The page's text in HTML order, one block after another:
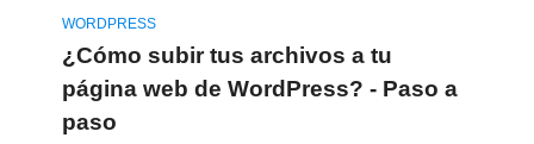
WORDPRESS
¿Cómo subir tus archivos a tu
página web de WordPress? - Paso a
paso